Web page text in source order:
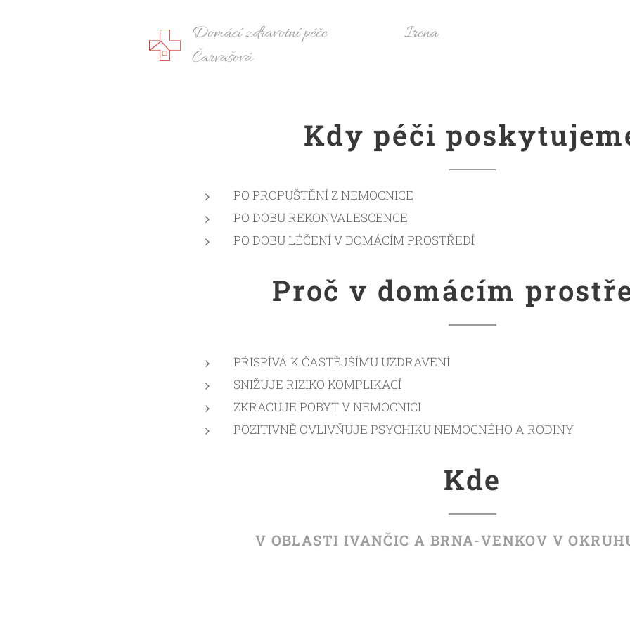
Domácí zdravotní péče Irena
Čarvašová
Kdy péči
PO PROPUŠTĚNÍ Z NEMOCNICE
PO DOBU REKONVALESCENCE
PO DOBU LÉČENÍ V DOMÁCÍM PROSTŘEDÍ
Proč v domácím
PŘISPÍVÁ K ČASTĚJŠÍMU UZDRAVENÍ
SNIŽUJE RIZIKO KOMPLIKACÍ
ZKRACUJE POBYT V NEMOCNICI
POZITIVNĚ OVLIVŇUJE PSYCHIKU NEMOCNÉHO A RODINY
Kde
V OBLASTI IVANČIC A BRNA-VENKOV V